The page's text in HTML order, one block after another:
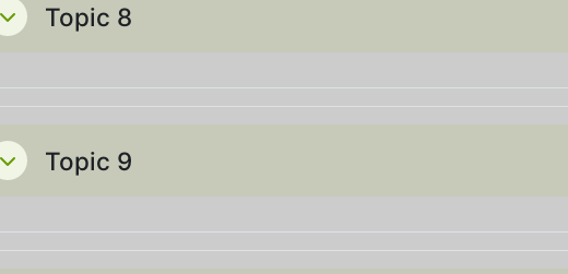
EinklappenTopic 8
EinklappenTopic 9